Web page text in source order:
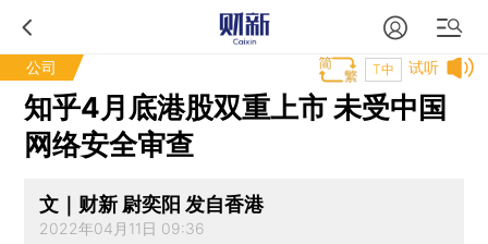
公司 试听
T中
知乎4月底港股双重上市 未受中国
网络安全审查
文｜财新 尉奕阳 发自香港
2022年04月11日 09:36